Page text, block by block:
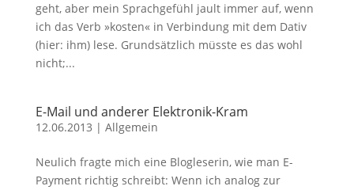
geht, aber mein Sprachgefühl jault immer auf, wenn
ich das Verb »kosten« in Verbindung mit dem Dativ
(hier: ihm) lese. Grundsätzlich müsste es das wohl
nicht;...
E-Mail und anderer Elektronik-Kram
12.06.2013 | Allgemein
Neulich fragte mich eine Blogleserin, wie man E-
Payment richtig schreibt: Wenn ich analog zur